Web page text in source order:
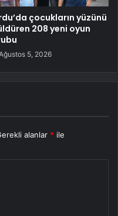
çocukların yüzünü
208 yeni oyun
5, 2026
alanlar * ile